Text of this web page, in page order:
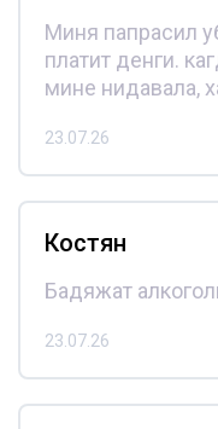
Миня папрасил
платит денги.
мине нидавала,
23.07.26
Костян
Бадяжат
23.07.26